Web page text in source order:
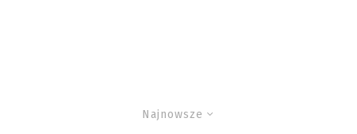
Najnowsze